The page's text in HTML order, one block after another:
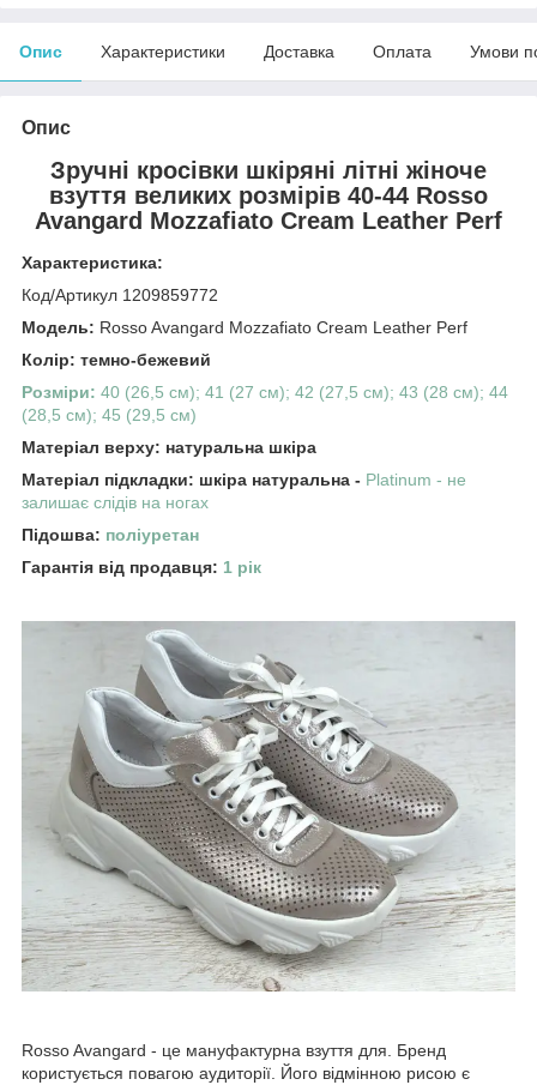
Опис Характеристики Доставка Оплата Умови
Опис
Зручні кросівки шкіряні літні жіноче
взуття великих розмірів 40-44 Rosso
Avangard Mozzafiato Cream Leather Perf
Характеристика:
Код/Артикул 1209859772
Модель: Rosso Avangard Mozzafiato Cream Leather Perf
Колір: темно-бежевий
Розміри: 40 (26,5 см); 41 (27 см); 42 (27,5 см); 43 (28 см); 44
(28,5 см); 45 (29,5 см)
Матеріал верху: натуральна шкіра
Матеріал підкладки: шкіра натуральна - Platinum - не
залишає слідів на ногах
Підошва: поліуретан
Гарантія від продавця: 1 рік
Rosso Avangard - це мануфактурна взуття для. Бренд
користується повагою аудиторії. Його відмінною рисою є